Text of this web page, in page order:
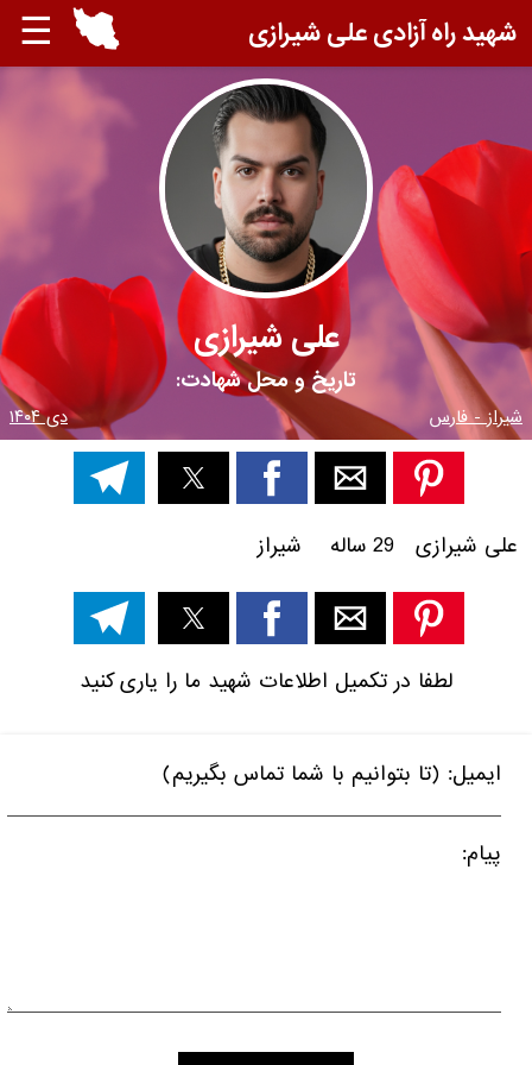
☰ شهید راه آزادی علی شیرازی
علی شیرازی
تاریخ و محل شهادت:
شیراز - فارس دی ۱۴۰۴
علی شیرازی 29 ساله شیراز
لطفا در تکمیل اطلاعات شهید ما را یاری کنید
ایمیل: (تا بتوانیم با شما تماس بگیریم)
پیام: